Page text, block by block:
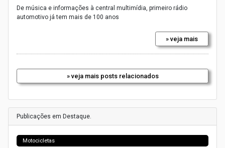
De música e informações à central multimídia, primeiro rádio
automotivo já tem mais de 100 anos
» veja mais
» veja mais posts relacionados
Publicações em Destaque.
Motocicletas